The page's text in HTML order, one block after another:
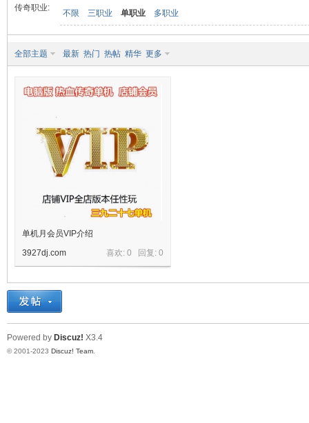
十
传奇职业:
不限 三职业 单职业 多职业
全部主题 最新 热门 热帖 精华 更多
单机月会员VIP介绍
喜欢: 0 回复: 0
3927dj.com
Powered by Discuz! X3.4
© 2001-2023 Discuz! Team.